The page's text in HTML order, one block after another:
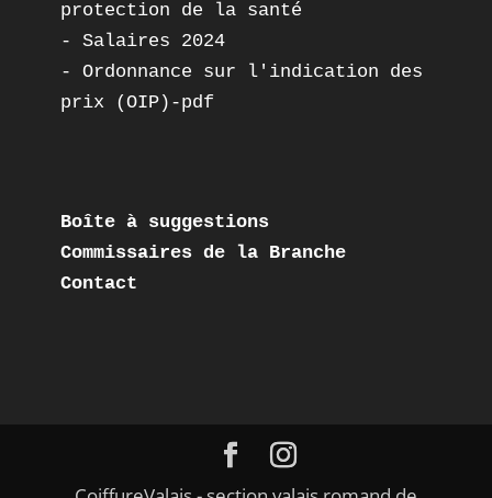
protection de la santé
- Salaires 2024
- Ordonnance sur l'indication des
prix (OIP)-pdf
Boîte à suggestions
Commissaires de la Branche
Contact